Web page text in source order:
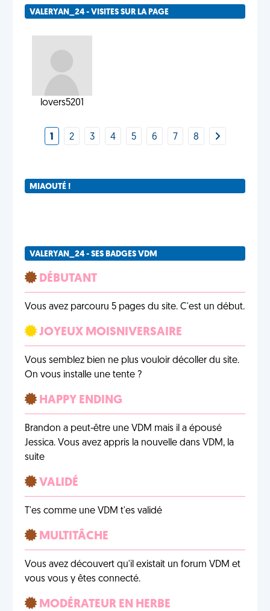
VALERYAN_24 - VISITES SUR LA PAGE
lovers5201
1 2 3 4 5 6 7 8
MIAOUTÉ !
VALERYAN_24 - SES BADGES VDM
DÉBUTANT
Vous avez parcouru 5 pages du site. C'est un début.
JOYEUX MOISNIVERSAIRE
Vous semblez bien ne plus vouloir décoller du site.
On vous installe une tente ?
HAPPY ENDING
Brandon a peut-être une VDM mais il a épousé
Jessica. Vous avez appris la nouvelle dans VDM, la
suite
VALIDÉ
T'es comme une VDM t'es validé
MULTITÂCHE
Vous avez découvert qu'il existait un forum VDM et
vous vous y êtes connecté.
MODÉRATEUR EN HERBE